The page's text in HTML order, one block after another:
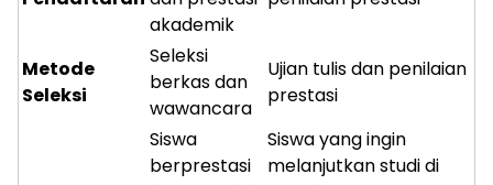
akademik
Metode
Seleksi
Seleksi
berkas dan
wawancara
Ujian tulis dan penilaian
prestasi
Siswa
berprestasi
Siswa yang ingin
melanjutkan studi di